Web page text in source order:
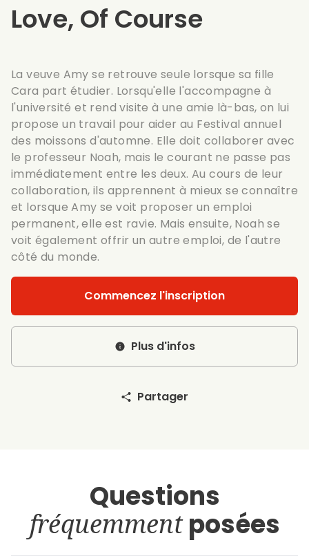
Love, Of Course
La veuve Amy se retrouve seule lorsque sa fille
Cara part étudier. Lorsqu'elle l'accompagne à
l'université et rend visite à une amie là-bas, on lui
propose un travail pour aider au Festival annuel
des moissons d'automne. Elle doit collaborer avec
le professeur Noah, mais le courant ne passe pas
immédiatement entre les deux. Au cours de leur
collaboration, ils apprennent à mieux se connaître
et lorsque Amy se voit proposer un emploi
permanent, elle est ravie. Mais ensuite, Noah se
voit également offrir un autre emploi, de l'autre
côté du monde.
Commencez l'inscription
Plus d'infos
Partager
Questions
fréquemmentposées